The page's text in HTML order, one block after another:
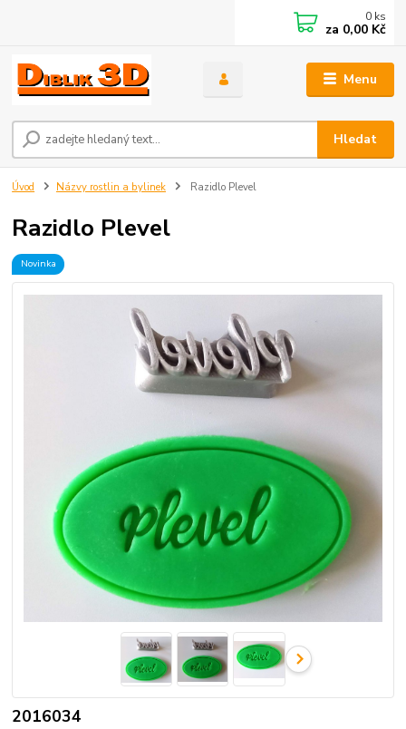
Menu
Hledat
0 ks
za 0,00 Kč
Úvod Názvy rostlin a bylinek Razidlo Plevel
Razidlo Plevel
Novinka
2016034